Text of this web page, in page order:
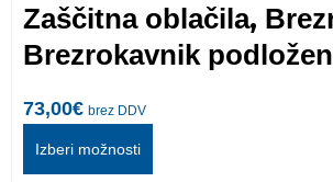
Zaščitna oblačila,
Brezrokavnik
73,00€ brez DDV
Izberi možnosti